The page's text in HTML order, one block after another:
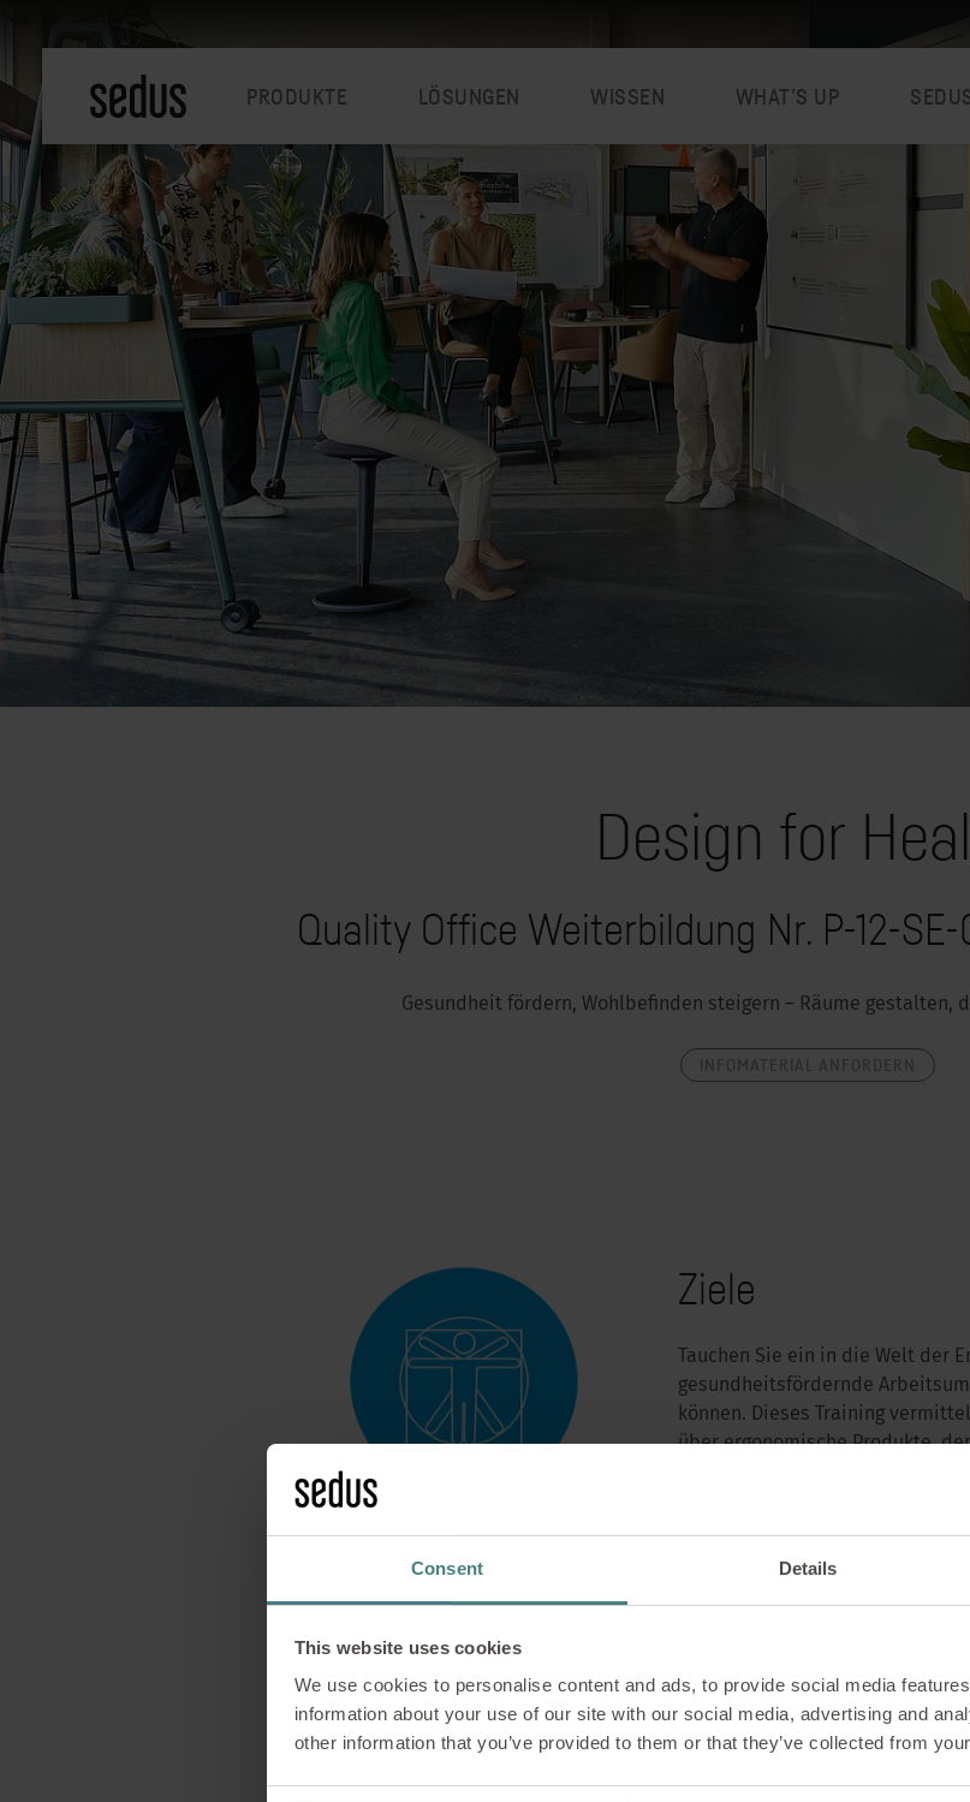
Consent Details
This website uses cookies
We use cookies to personalise content and ads, to provide social media
information about your use of our site with our social media, advertising and
other information that you’ve provided to them or that they’ve collected from
PRODUKTE LÖSUNGEN WISSEN WHAT’S UP
Design for
Quality Office Weiterbildung Nr. P-12-
Gesundheit fördern, Wohlbefinden steigern – Räume gestalten,
ZIELGRUPPE
DAUER
TERMINE
8. Dezember 2026
Ziele
Tauchen Sie ein in die Welt der
gesundheitsfördernde
können. Dieses Training
über ergonomische Produkte,
Darüber hinaus erhalten Sie
auszustatten, um die
Arbeitsplatz aktiv zu fördern.
Inhalte